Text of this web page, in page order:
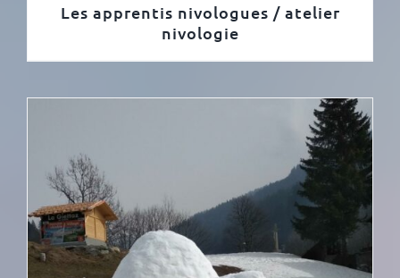
Les apprentis nivologues / atelier
nivologie